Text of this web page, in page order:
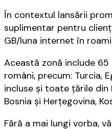
În contextul lansării
suplimentar pentru
GB/luna internet în
Această zonă include
români, precum: Turcia,
incluse și toate țările din
Bosnia și Herțegovina,
Fără a mai lungi vorba,